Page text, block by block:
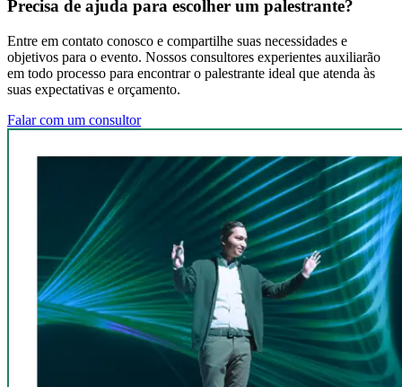
Precisa de ajuda para escolher um palestrante?
Entre em contato conosco e compartilhe suas necessidades e
objetivos para o evento. Nossos consultores experientes auxiliarão
em todo processo para encontrar o palestrante ideal que atenda às
suas expectativas e orçamento.
Falar com um consultor